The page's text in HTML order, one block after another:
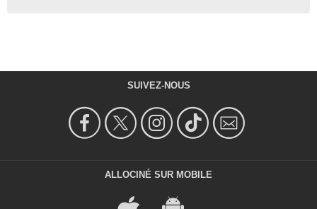
SUIVEZ-NOUS
ALLOCINÉ SUR MOBILE